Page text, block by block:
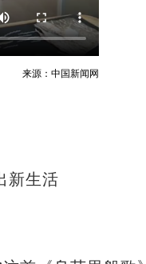
来源：中国新闻网
新生活